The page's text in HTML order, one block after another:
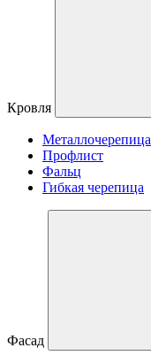
Кровля
Металлочерепица
Профлист
Фальц
Гибкая черепица
Фасад